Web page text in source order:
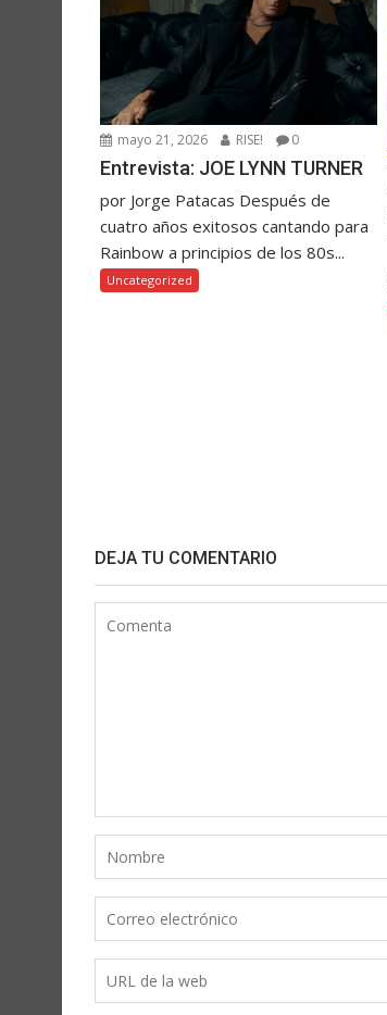
mayo 21, 2026 RISE! 0
Entrevista: JOE LYNN TURNER
por Jorge Patacas Después de
cuatro años exitosos cantando para
Rainbow a principios de los 80s...
Uncategorized
DEJA TU COMENTARIO